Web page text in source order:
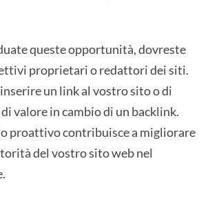
queste opportunità, dovreste
proprietari o redattori dei siti.
un link al vostro sito o di
valore in cambio di un backlink.
proattivo contribuisce a migliorare
del vostro sito web nel